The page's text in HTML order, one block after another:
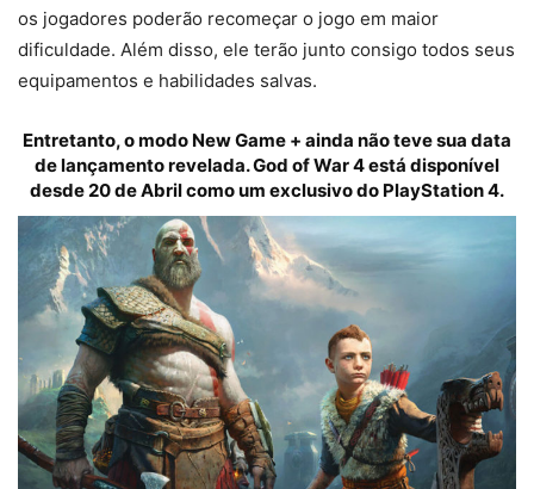
os jogadores poderão recomeçar o jogo em maior
dificuldade. Além disso, ele terão junto consigo todos seus
equipamentos e habilidades salvas.
Entretanto, o modo New Game + ainda não teve sua data
de lançamento revelada.God of War 4está disponível
desde 20 de Abril como um exclusivo do PlayStation 4.